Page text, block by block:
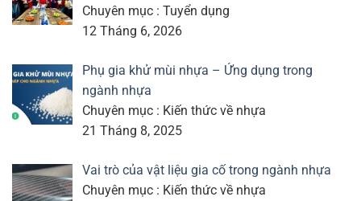
Chuyên mục : Tuyển dụng
12 Tháng 6, 2026
Phụ gia khử mùi nhựa – Ứng dụng trong
ngành nhựa
Chuyên mục : Kiến thức về nhựa
21 Tháng 8, 2025
Vai trò của vật liệu gia cố trong ngành nhựa
Chuyên mục : Kiến thức về nhựa